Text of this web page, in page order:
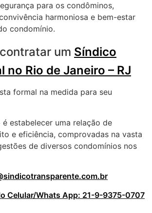
para os condôminos,
harmoniosa e bem-estar
condomínio.
um Síndico
no Rio de Janeiro – RJ
formal na medida para seu
estabelecer uma relação de
e eficiência, comprovadas na vasta
de diversos condomínios nos
Celular/Whats App: 21-9-9375-0707